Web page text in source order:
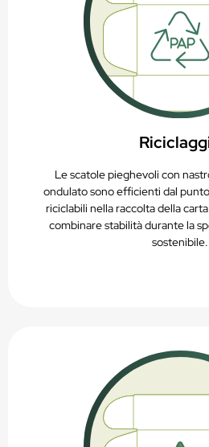
Le scatole pieghevoli con
ondulato sono efficienti dal
riciclabili nella raccolta della
combinare stabilità durante la
sostenibile.